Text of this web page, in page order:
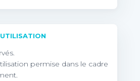
permise dans le cadre